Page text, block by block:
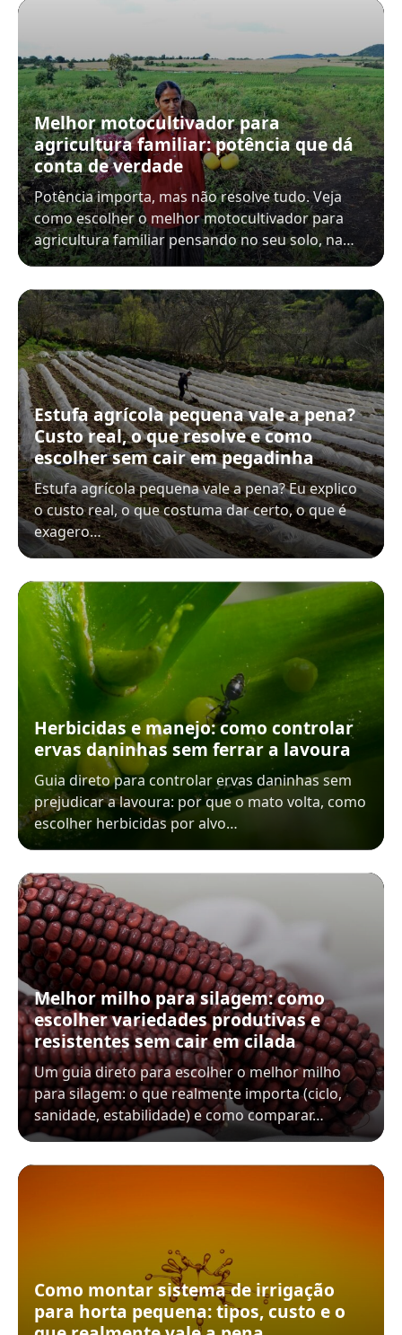
Melhor motocultivador para
agricultura familiar: potência que dá
conta de verdade
Potência importa, mas não resolve tudo. Veja
como escolher o melhor motocultivador para
agricultura familiar pensando no seu solo, na…
Estufa agrícola pequena vale a pena?
Custo real, o que resolve e como
escolher sem cair em pegadinha
Estufa agrícola pequena vale a pena? Eu explico
o custo real, o que costuma dar certo, o que é
exagero…
Herbicidas e manejo: como controlar
ervas daninhas sem ferrar a lavoura
Guia direto para controlar ervas daninhas sem
prejudicar a lavoura: por que o mato volta, como
escolher herbicidas por alvo…
Melhor milho para silagem: como
escolher variedades produtivas e
resistentes sem cair em cilada
Um guia direto para escolher o melhor milho
para silagem: o que realmente importa (ciclo,
sanidade, estabilidade) e como comparar…
Como montar sistema de irrigação
para horta pequena: tipos, custo e o